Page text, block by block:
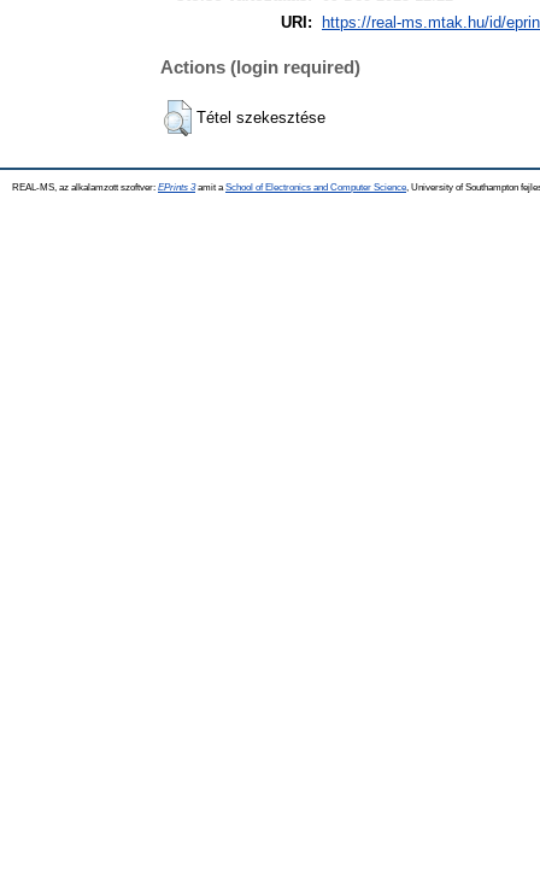
URI:
https://real-ms.mtak.hu/id/
Actions (login required)
Tétel szekesztése
REAL-MS, az alkalamzott szoftver: EPrints 3amit a School of Electronics and Computer Science , University of Southampton